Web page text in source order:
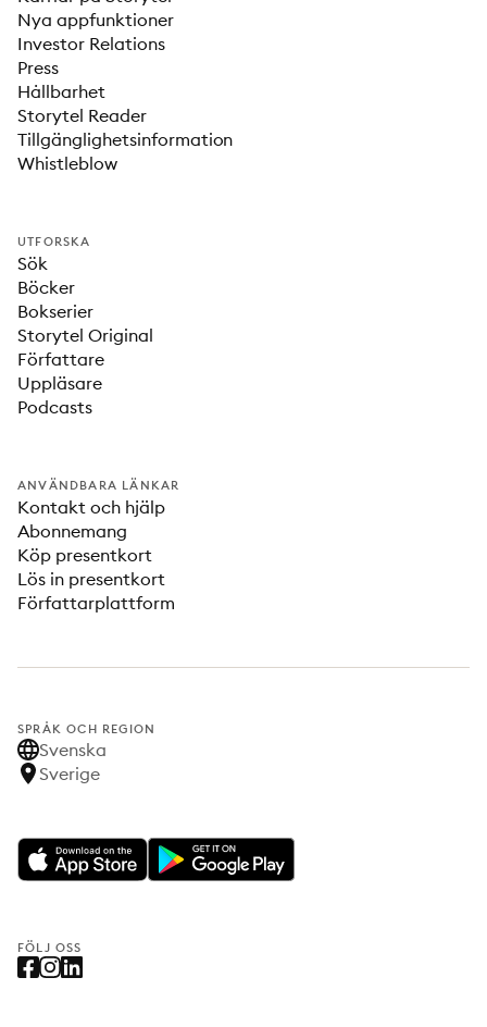
Nya appfunktioner
Investor Relations
Press
Hållbarhet
Storytel Reader
Tillgänglighetsinformation
Whistleblow
UTFORSKA
Sök
Böcker
Bokserier
Storytel Original
Författare
Uppläsare
Podcasts
ANVÄNDBARA LÄNKAR
Kontakt och hjälp
Abonnemang
Köp presentkort
Lös in presentkort
Författarplattform
SPRÅK OCH REGION
Svenska
Sverige
FÖLJ OSS